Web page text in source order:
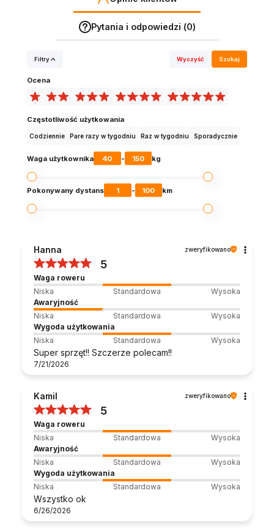
Pytania i odpowiedzi (0)
Filtry Wyczyść Szukaj
Ocena
Częstotliwość użytkowania
Codziennie Pare razy w tygodniu Raz w tygodniu Sporadycznie
Waga użytkownika 40 - 150 kg
Pokonywany dystans 1 - 100 km
Hanna zweryfikowano
5
Waga roweru
Niska
Standardowa
Wysoka
Awaryjność
Niska
Standardowa
Wysoka
Wygoda użytkowania
Niska
Standardowa Wysoka
Super sprzęt!! Szczerze polecam!!
7/21/2026
Kamil zweryfikowano
5
Waga roweru
Niska
Standardowa
Wysoka
Awaryjność
Niska
Standardowa
Wysoka
Wygoda użytkowania
Niska
Standardowa Wysoka
Wszystko ok
6/26/2026